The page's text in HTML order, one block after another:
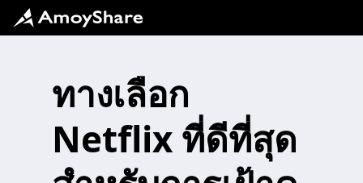
ทางเลือก
Netflix ที่ดีที่สุด